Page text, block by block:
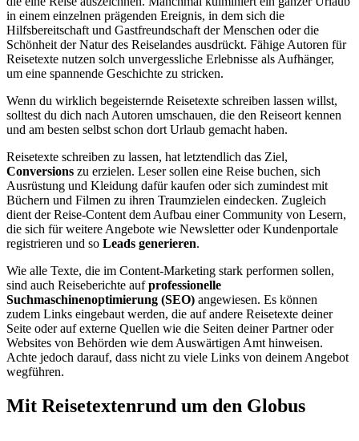
in einem einzelnen prägenden Ereignis, in dem sich die
Hilfsbereitschaft und Gastfreundschaft der Menschen oder die
Schönheit der Natur des Reiselandes ausdrückt. Fähige Autoren für
Reisetexte nutzen solch unvergessliche Erlebnisse als Aufhänger,
um eine spannende Geschichte zu stricken.
Wenn du wirklich begeisternde Reisetexte schreiben lassen willst,
solltest du dich nach Autoren umschauen, die den Reiseort kennen
und am besten selbst schon dort Urlaub gemacht haben.
Reisetexte schreiben zu lassen, hat letztendlich das Ziel,
Conversions zu erzielen. Leser sollen eine Reise buchen, sich
Ausrüstung und Kleidung dafür kaufen oder sich zumindest mit
Büchern und Filmen zu ihren Traumzielen eindecken. Zugleich
dient der Reise-Content dem Aufbau einer Community von Lesern,
die sich für weitere Angebote wie Newsletter oder Kundenportale
registrieren und so Leads generieren.
Wie alle Texte, die im Content-Marketing stark performen sollen,
sind auch Reiseberichte aufprofessionelle
Suchmaschinenoptimierung (SEO) angewiesen. Es können
zudem Links eingebaut werden, die auf andere Reisetexte deiner
Seite oder auf externe Quellen wie die Seiten deiner Partner oder
Websites von Behörden wie dem Auswärtigen Amt hinweisen.
Achte jedoch darauf, dass nicht zu viele Links von deinem Angebot
wegführen.
Mit Reisetextenrund um den Globus